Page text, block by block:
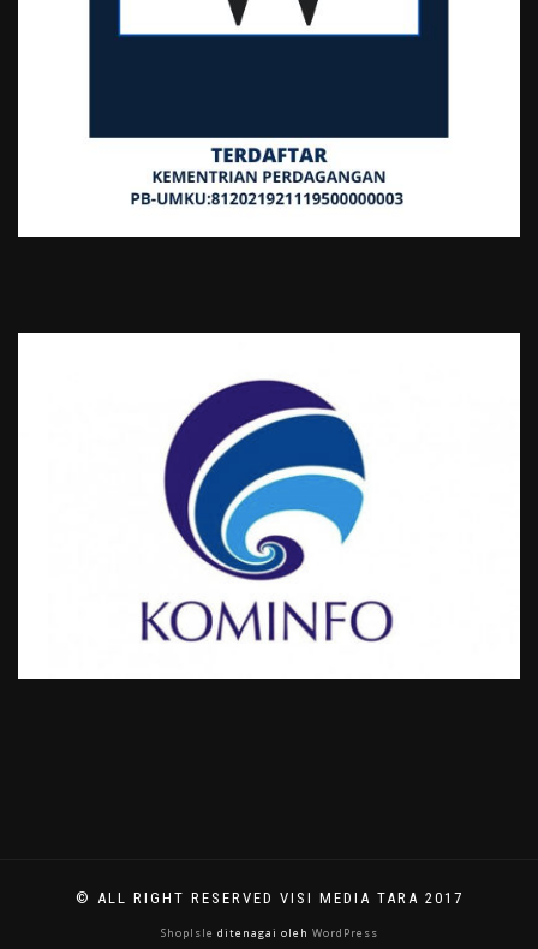
© ALL RIGHT RESERVED VISI MEDIA TARA 2017
ShopIsle ditenagai oleh WordPress